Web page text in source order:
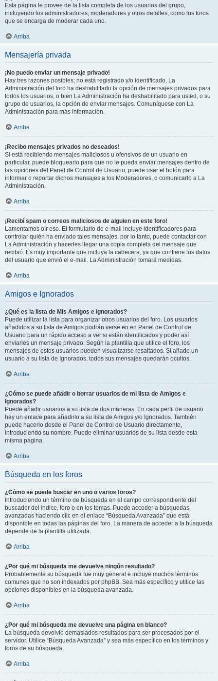
Esta página le provee de la lista completa de los usuarios del grupo,
incluyendo los administradores, moderadores y otros detalles, como los foros
que se encarga de moderar cada uno.
Arriba
Mensajería privada
¡No puedo enviar un mensaje privado!
Hay tres razones posibles; no está registrado y/o identificado, La
Administración del foro ha deshabilitado la opción de mensajes privados para
todos los usuarios, o bien La Administración ha deshabilitado para usted, o su
grupo de usuarios, la opción de enviar mensajes. Comuníquese con La
Administración para más información.
Arriba
¡Recibo mensajes privados no deseados!
Si está recibiendo mensajes maliciosos u ofensivos de un usuario en
particular, puede bloquearlo para que no le pueda enviar mensajes dentro de
las opciones del Panel de Control de Usuario, puede usar el botón para
informar o reportar dichos mensajes a los Moderadores, o comunicarlo a La
Administración.
Arriba
¡Recibí spam o correos maliciosos de alguien en este foro!
Lamentamos oír eso. El formulario de e-mail incluye identificadores para
controlar quién ha enviado tales mensajes, por lo tanto, puede contactar con
La Administración y hacerles llegar una copia completa del mensaje que
recibió. Es muy importante que incluya la cabecera, ya que contiene los datos
del usuario que envió el e-mail. La Administración tomará medidas.
Arriba
Amigos e Ignorados
¿Qué es la lista de Mis Amigos e Ignorados?
Puede utilizar la lista para organizar otros usuarios del foro. Los usuarios
añadidos a su lista de Amigos podrán verse en en Panel de Control de
Usuario para un rápido acceso a ver si están identificados y poder así
enviarles un mensaje privado. Según la plantilla que utilice el foro, los
mensajes de estos usuarios pueden visualizarse resaltados. Si añade un
usuario a su lista de Ignorados, todos sus mensajes quedarán ocultos.
Arriba
¿Cómo se puede añadir o borrar usuarios de mi lista de Amigos e
Ignorados?
Puede añadir usuarios a su lista de dos maneras. En cada perfil de usuario
hay un enlace para añadirlo a su lista de Amigos y/o Ignorados. También
puede hacerlo desde el Panel de Control de Usuario directamente,
introduciendo su nombre. Puede eliminar usuarios de su lista desde esta
misma página.
Arriba
Búsqueda en los foros
¿Cómo se puede buscar en uno o varios foros?
Introduciendo un término de búsqueda en el campo correspondiente del
buscador del índice, foro o en los temas. Puede acceder a búsquedas
avanzadas haciendo clic en el enlace “Búsqueda Avanzada” que está
disponible en todas las páginas del foro. La manera de acceder a la búsqueda
depende de la plantilla utilizada.
Arriba
¿Por qué mi búsqueda me devuelve ningún resultado?
Probablemente su búsqueda fue muy general e incluye muchos términos
comunes que no son indexados por phpBB. Sea más específico y utilice las
opciones disponibles en la búsqueda avanzada.
Arriba
¿Por qué mi búsqueda me devuelve una página en blanco?
La búsqueda devolvió demasiados resultados para ser procesados por el
servidor. Utilice “Búsqueda Avanzada” y sea más específico en los términos y
foros de su búsqueda.
Arriba